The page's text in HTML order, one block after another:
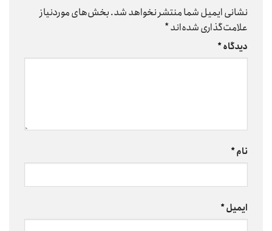
نشانی ایمیل شما منتشر نخواهد شد.بخش‌های موردنیاز
علامت‌گذاری شده‌اند*
دیدگاه*
نام*
ایمیل*